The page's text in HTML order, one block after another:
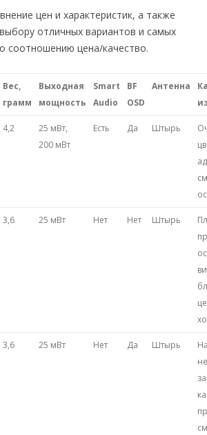
цен и характеристик, а также
отличных вариантов и самых
соотношению цена/качество.
Вес,
грамм
Выходная
мощность
Smart
Audio
BF
OSD
Антенна
4,2
25 мВт,
200 мВт
Есть Да Штырь
3,6 25 мВт Нет Нет Штырь
3,6 25 мВт Нет Да Штырь